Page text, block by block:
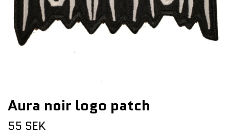
Aura noir logo patch
55 SEK